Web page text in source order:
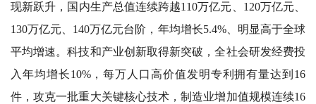
现新跃升，国内生产总值连续跨越110万亿元、120万亿元、
130万亿元、140万亿元台阶，年均增长5.4%、明显高于全球
平均增速。科技和产业创新取得新突破，全社会研发经费投
入年均增长10%，每万人口高价值发明专利拥有量达到16
件，攻克一批重大关键核心技术，制造业增加值规模连续16